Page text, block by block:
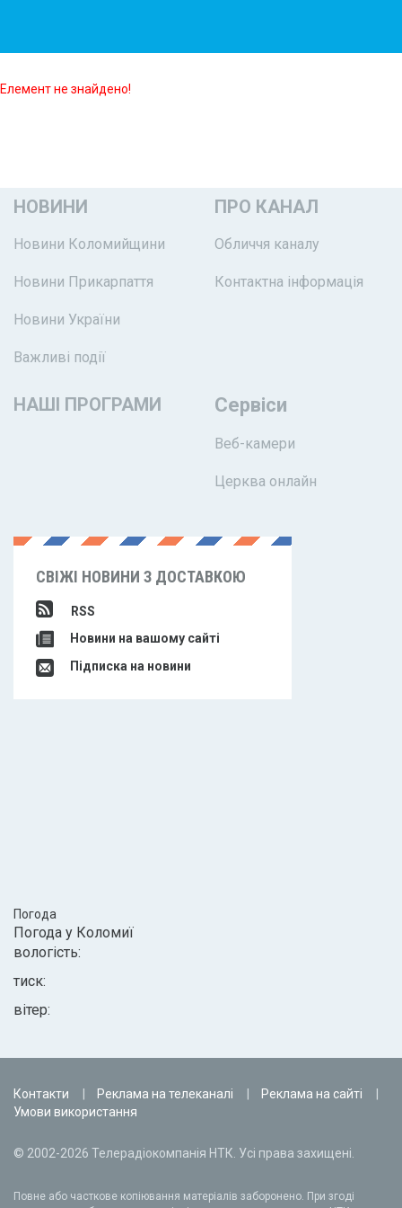
Елемент не знайдено!
НОВИНИ
Новини Коломийщини
Новини Прикарпаття
Новини України
Важливі події
ПРО КАНАЛ
Обличчя каналу
Контактна інформація
НАШІ ПРОГРАМИ Сервіси
Веб-камери
Церква онлайн
СВІЖІ НОВИНИ З ДОСТАВКОЮ
RSS
Новини на вашому сайті
Підписка на новини
Погода
Погода у Коломиї
вологість:
тиск:
вітер:
Контакти Реклама на телеканалі
Реклама на сайті
Умови використання
© 2002-2026 Телерадіокомпанія НТК. Усі права захищені.
Повне або часткове копіювання матеріалів заборонено. При згоді